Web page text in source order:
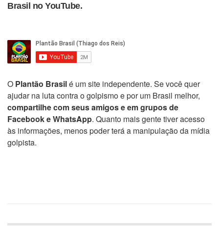
Brasil no YouTube.
O Plantão Brasilé um site independente. Se você quer
ajudar na luta contra o golpismo e por um Brasil melhor,
compartilhe com seus amigos e em grupos de
Facebook e WhatsApp. Quanto mais gente tiver acesso
às informações, menos poder terá a manipulação da mídia
golpista.